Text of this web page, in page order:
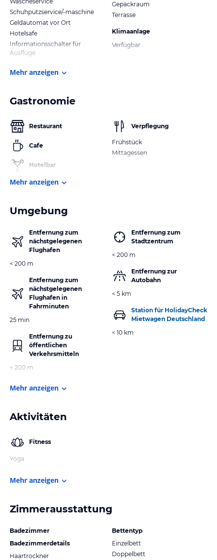
Schuhputzservice/-maschine
Geldautomat vor Ort
Hotelsafe
Informationsschalter für
Ausflüge
Gepäckraum
Terrasse
Klimaanlage
Verfügbar
Mehr anzeigen
Gastronomie
Restaurant
Cafe
Hotelbar
Verpflegung
Frühstück
Mittagessen
Mehr anzeigen
Umgebung
Entfernung zum
nächstgelegenen
Flughafen
< 200 m
Entfernung zum
nächstgelegenen
Flughafen in
Fahrminuten
25 min
Entfernung zu
öffentlichen
Verkehrsmitteln
< 200 m
Entfernung zum
Stadtzentrum
< 200 m
Entfernung zur
Autobahn
< 5 km
Station für HolidayCheck
Mietwagen Deutschland
< 10 km
Mehr anzeigen
Aktivitäten
Fitness
Yoga
Mehr anzeigen
Zimmerausstattung
Badezimmer
Badezimmerdetails
Haartrockner
Bettentyp
Einzelbett
Doppelbett